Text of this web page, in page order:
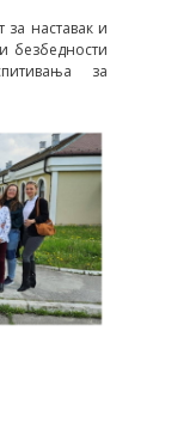
за наставак и
безбедности
за